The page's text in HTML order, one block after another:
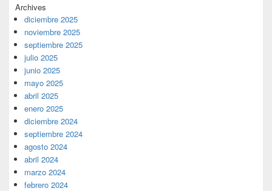
Archives
diciembre 2025
noviembre 2025
septiembre 2025
julio 2025
junio 2025
mayo 2025
abril 2025
enero 2025
diciembre 2024
septiembre 2024
agosto 2024
abril 2024
marzo 2024
febrero 2024